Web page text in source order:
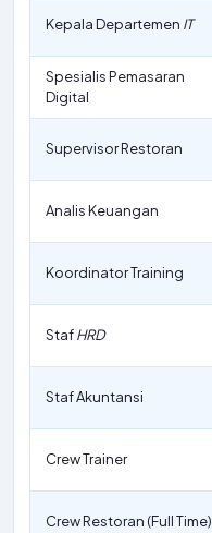
Kepala Departemen IT
Spesialis Pemasaran
Digital
Supervisor Restoran
Analis Keuangan
Koordinator Training
StafHRD
Staf Akuntansi
Crew Trainer
Crew Restoran (Full Time)